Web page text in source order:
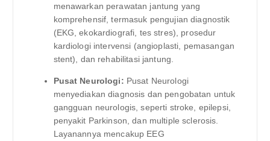
menawarkan perawatan jantung yang
komprehensif, termasuk pengujian diagnostik
(EKG, ekokardiografi, tes stres), prosedur
kardiologi intervensi (angioplasti, pemasangan
stent), dan rehabilitasi jantung.
Pusat Neurologi: Pusat Neurologi
menyediakan diagnosis dan pengobatan untuk
gangguan neurologis, seperti stroke, epilepsi,
penyakit Parkinson, dan multiple sclerosis.
Layanannya mencakup EEG